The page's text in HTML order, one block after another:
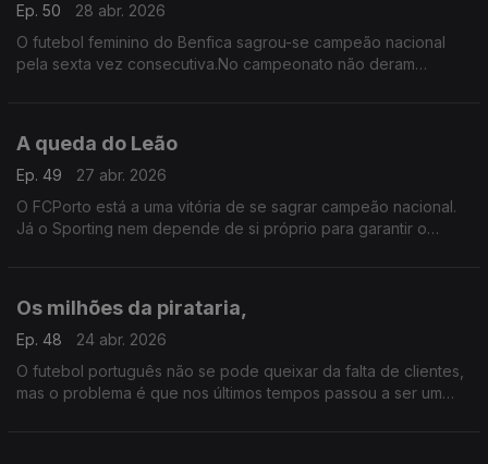
Ep. 50
28 abr. 2026
O futebol feminino do Benfica sagrou-se campeão nacional
pela sexta vez consecutiva.No campeonato não deram
A queda do Leão
Ep. 49
27 abr. 2026
O FCPorto está a uma vitória de se sagrar campeão nacional.
Já o Sporting nem depende de si próprio para garantir o
Os milhões da pirataria,
Ep. 48
24 abr. 2026
O futebol português não se pode queixar da falta de clientes,
mas o problema é que nos últimos tempos passou a ser um